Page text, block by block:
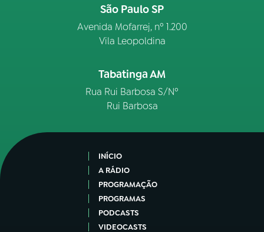
São Paulo SP
Avenida Mofarrej, nº 1.200
Vila Leopoldina
Tabatinga AM
Rua Rui Barbosa S/Nº
Rui Barbosa
INÍCIO
A RÁDIO
PROGRAMAÇÃO
PROGRAMAS
PODCASTS
VIDEOCASTS